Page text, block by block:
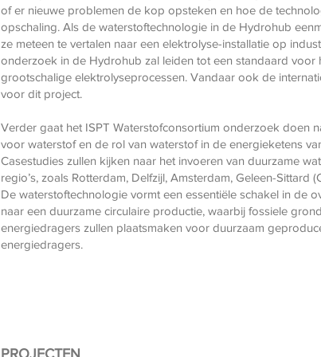
of er nieuwe problemen de kop opsteken en hoe de
opschaling. Als de waterstoftechnologie in de Hydrohub
ze meteen te vertalen naar een elektrolyse-installatie op
onderzoek in de Hydrohub zal leiden tot een standaard voor
grootschalige elektrolyseprocessen. Vandaar ook de
voor dit project.
Verder gaat het ISPT Waterstofconsortium onderzoek doen
voor waterstof en de rol van waterstof in de energieketens
Casestudies zullen kijken naar het invoeren van duurzame
regio’s, zoals Rotterdam, Delfzijl, Amsterdam, Geleen-Sittard
De waterstoftechnologie vormt een essentiële schakel in de
naar een duurzame circulaire productie, waarbij fossiele
energiedragers zullen plaatsmaken voor duurzaam
energiedragers.
PROJECTEN